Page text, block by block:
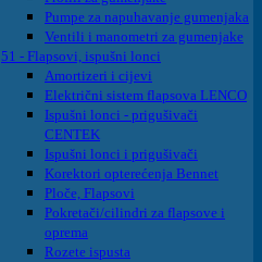
Pumpe za napuhavanje gumenjaka
Ventili i manometri za gumenjake
51 - Flapsovi, ispušni lonci
Amortizeri i cijevi
Električni sistem flapsova LENCO
Ispušni lonci - prigušivači
CENTEK
Ispušni lonci i prigušivači
Korektori opterećenja Bennet
Ploče, Flapsovi
Pokretači/cilindri za flapsove i
oprema
Rozete ispusta